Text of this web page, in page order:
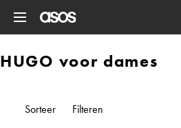
HUGO voor dames
Sorteer Filteren